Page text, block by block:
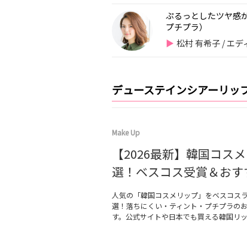
ぷるっとしたツヤ感
プチプラ）
松村 有希子 / エデ
デューステインシアーリッ
Make Up
【2026最新】韓国コス
選！ベスコス受賞＆お
人気の「韓国コスメリップ」をベスコス
選！落ちにくい・ティント・プチプラの
す。公式サイトや日本でも買える韓国リ